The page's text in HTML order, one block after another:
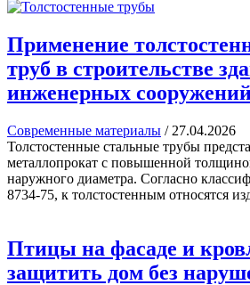
Применение
труб в строительстве
инженерных
Современные материалы / 27.04.2026
Толстостенные стальные трубы
металлопрокат с повышенной
наружного диаметра. Согласно
8734-75, к толстостенным относятся
Птицы на фасаде и
защитить дом без